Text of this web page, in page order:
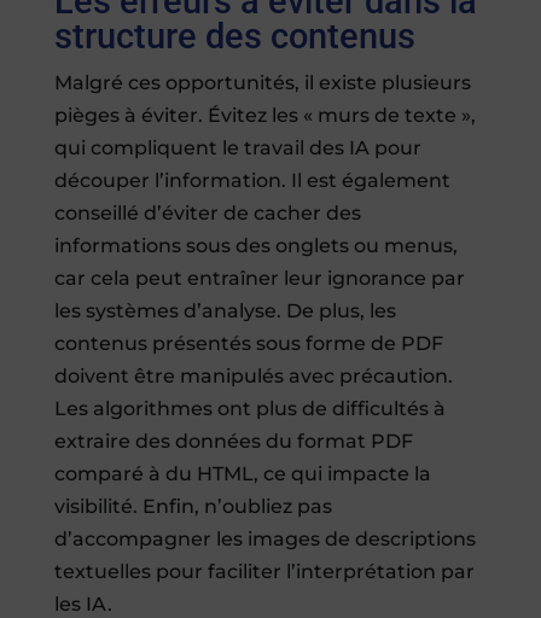
structure des contenus
Malgré ces opportunités, il existe plusieurs
pièges à éviter. Évitez les « murs de texte »,
qui compliquent le travail des IA pour
découper l’information. Il est également
conseillé d’éviter de cacher des
informations sous des onglets ou menus,
car cela peut entraîner leur ignorance par
les systèmes d’analyse. De plus, les
contenus présentés sous forme de PDF
doivent être manipulés avec précaution.
Les algorithmes ont plus de difficultés à
extraire des données du format PDF
comparé à du HTML, ce qui impacte la
visibilité. Enfin, n’oubliez pas
d’accompagner les images de descriptions
textuelles pour faciliter l’interprétation par
les IA.